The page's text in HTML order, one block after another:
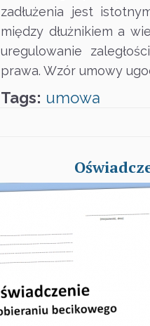
zadłużenia jest
między dłużnikiem a
uregulowanie
prawa. Wzór umowy
Tags: umowa